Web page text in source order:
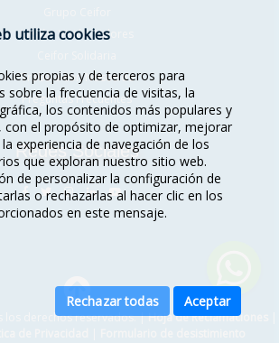
utiliza cookies
propias y de terceros para
sobre la frecuencia de visitas, la
los contenidos más populares y
con el propósito de optimizar, mejorar
experiencia de navegación de los
que exploran nuestro sitio web.
de personalizar la configuración de
o rechazarlas al hacer clic en los
en este mensaje.
Rechazar todas Aceptar
Misión, Visión, Valores
Trabaja con Nosotros
Preguntas Frecuentes
Redes Sociales
los derechos reservados. |Hoja de Reclamaciones